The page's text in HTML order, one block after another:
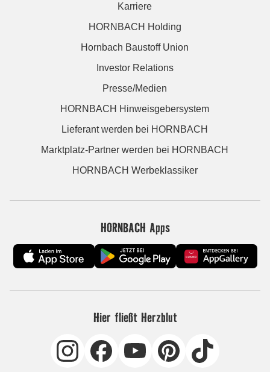
Karriere
HORNBACH Holding
Hornbach Baustoff Union
Investor Relations
Presse/Medien
HORNBACH Hinweisgebersystem
Lieferant werden bei HORNBACH
Marktplatz-Partner werden bei HORNBACH
HORNBACH Werbeklassiker
HORNBACH Apps
Hier fließt Herzblut